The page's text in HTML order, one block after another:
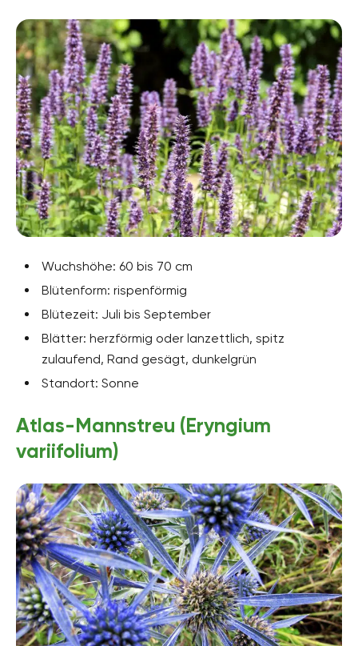
Wuchshöhe: 60 bis 70 cm
Blütenform: rispenförmig
Blütezeit: Juli bis September
Blätter: herzförmig oder lanzettlich, spitz
zulaufend, Rand gesägt, dunkelgrün
Standort: Sonne
Atlas-Mannstreu (Eryngium
variifolium)